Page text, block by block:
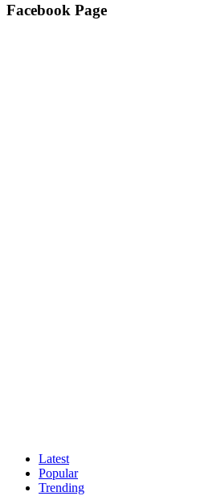
Facebook Page
Latest
Popular
Trending